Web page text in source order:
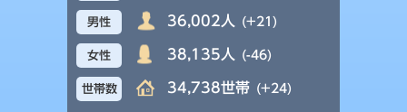
男性 36,002人 (+21)
女性 38,135人 (-46)
世帯数 34,738世帯 (+24)